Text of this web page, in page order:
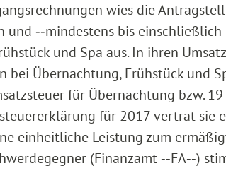
wies die
‑‑mindestens bis einschließlich
und Spa aus. In ihren
Übernachtung, Frühstück und
für Übernachtung bzw.
für 2017 vertrat sie
einheitliche Leistung zum
(Finanzamt ‑‑FA‑‑)